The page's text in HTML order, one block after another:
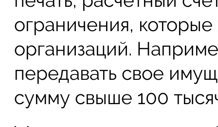
ограничения,
организаций.
передавать свое
сумму свыше 100